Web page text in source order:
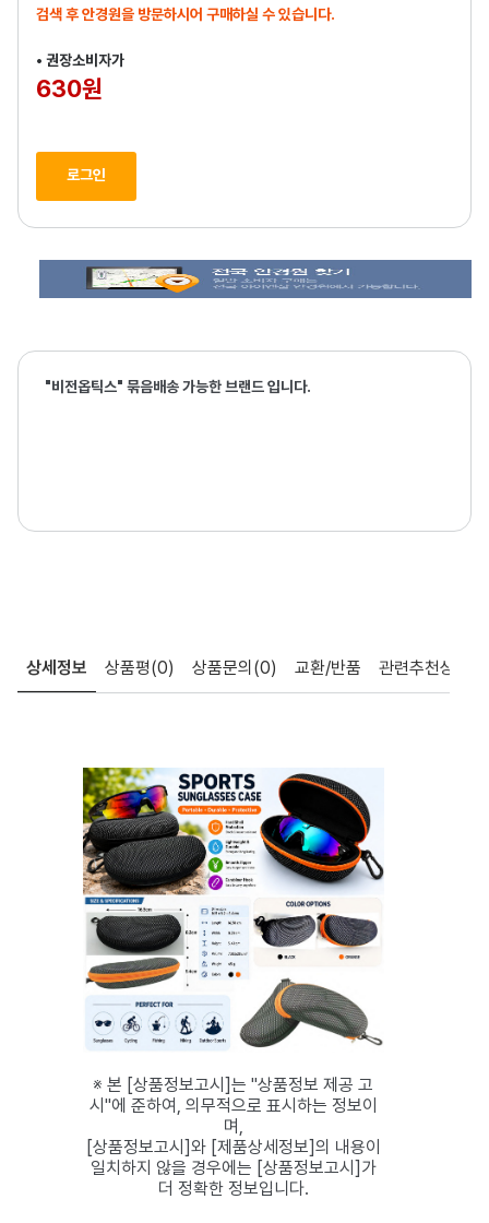
검색 후 안경원을 방문하시어 구매하실 수 있습니다.
• 권장소비자가
630원
로그인
"비전옵틱스" 묶음배송 가능한 브랜드 입니다.
상세정보 상품평(0) 상품문의 (0) 교환/반품 관련추천상품
※ 본 [상품정보고시]는 "상품정보 제공 고
시"에 준하여, 의무적으로 표시하는 정보이
며,
[상품정보고시]와 [제품상세정보]의 내용이
일치하지 않을 경우에는 [상품정보고시]가
더 정확한 정보입니다.